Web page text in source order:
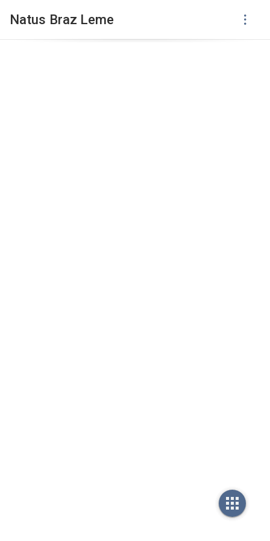
Natus Braz Leme